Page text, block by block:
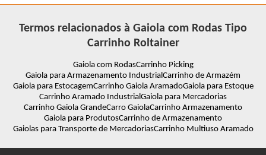
Termos relacionados à Gaiola com Rodas Tipo
Carrinho Roltainer
Gaiola com RodasCarrinho Picking
Gaiola para Armazenamento IndustrialCarrinho de Armazém
Gaiola para EstocagemCarrinho Gaiola AramadoGaiola para Estoque
Carrinho Aramado IndustrialGaiola para Mercadorias
Carrinho Gaiola GrandeCarro GaiolaCarrinho Armazenamento
Gaiola para ProdutosCarrinho de Armazenamento
Gaiolas para Transporte de MercadoriasCarrinho Multiuso Aramado